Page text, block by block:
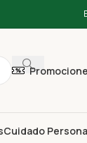
Cuidado